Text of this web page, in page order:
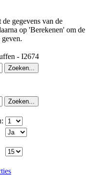
gegevens van de
op 'Berekenen' om de
- I2674